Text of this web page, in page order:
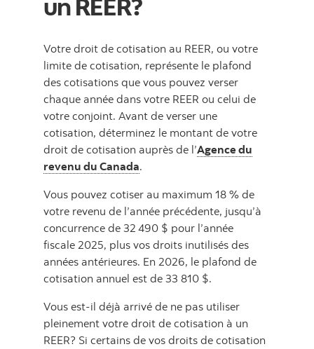
Votre droit de cotisation au REER, ou votre
limite de cotisation, représente le plafond
des cotisations que vous pouvez verser
chaque année dans votre REER ou celui de
votre conjoint. Avant de verser une
cotisation, déterminez le montant de votre
droit de cotisation auprès de l’Agence du
revenu du Canada.
Vous pouvez cotiser au maximum 18 % de
votre revenu de l’année précédente, jusqu’à
concurrence de 32 490 $ pour l’année
fiscale 2025, plus vos droits inutilisés des
années antérieures. En 2026, le plafond de
cotisation annuel est de 33 810 $.
Vous est-il déjà arrivé de ne pas utiliser
pleinement votre droit de cotisation à un
REER? Si certains de vos droits de cotisation